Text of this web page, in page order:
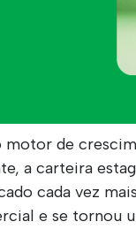
de
a carteira
cada vez
e se tornou